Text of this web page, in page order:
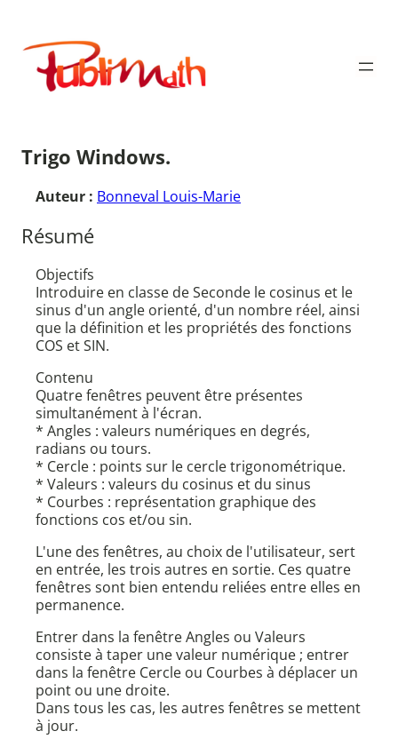
contenu
Publimath
Trigo Windows.
Auteur : Bonneval Louis-Marie
Résumé
Objectifs
Introduire en classe de Seconde le cosinus et le
sinus d'un angle orienté, d'un nombre réel, ainsi
que la définition et les propriétés des fonctions
COS et SIN.
Contenu
Quatre fenêtres peuvent être présentes
simultanément à l'écran.
* Angles : valeurs numériques en degrés,
radians ou tours.
* Cercle : points sur le cercle trigonométrique.
* Valeurs : valeurs du cosinus et du sinus
* Courbes : représentation graphique des
fonctions cos et/ou sin.
L'une des fenêtres, au choix de l'utilisateur, sert
en entrée, les trois autres en sortie. Ces quatre
fenêtres sont bien entendu reliées entre elles en
permanence.
Entrer dans la fenêtre Angles ou Valeurs
consiste à taper une valeur numérique ; entrer
dans la fenêtre Cercle ou Courbes à déplacer un
point ou une droite.
Dans tous les cas, les autres fenêtres se mettent
à jour.